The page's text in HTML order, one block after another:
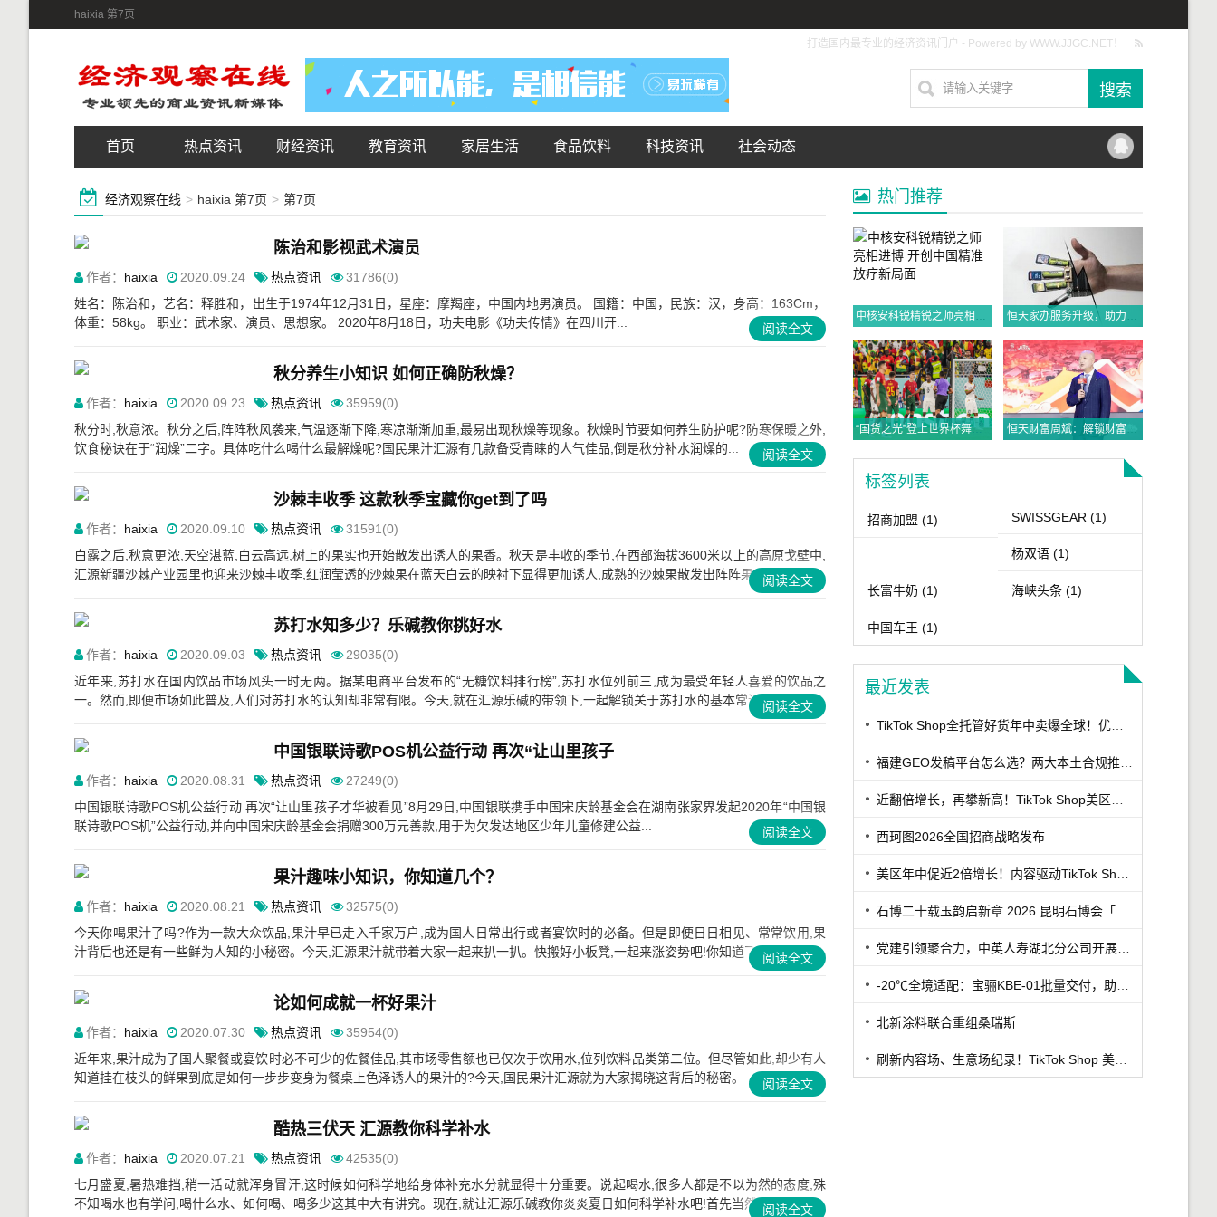
haixia 第7页
打造国内最专业的经济资讯门户 - Powered by WWW.JJGC.NET！
首页 热点资讯 财经资讯 教育资讯 家居生活 食品饮料 科技资讯 社会动态
经济观察在线 > haixia 第7页 > 第7页
陈治和影视武术演员
作者： haixia 2020.09.24 热点资讯
31786(0)
姓名：陈治和，艺名：释胜和，出生于1974年12月31日，星座：摩羯座，中国内地男演员。 国籍：中国，民族：汉，身高：163Cm，
体重：58kg。 职业：武术家、演员、思想家。 2020年8月18日，功夫电影《功夫传情》在四川开...
阅读全文
秋分养生小知识 如何正确防秋燥？
作者： haixia 2020.09.23 热点资讯
35959(0)
秋分时,秋意浓。秋分之后,阵阵秋风袭来,气温逐渐下降,寒凉渐渐加重,最易出现秋燥等现象。秋燥时节要如何养生防护呢?防寒保暖之外,
饮食秘诀在于“润燥”二字。具体吃什么喝什么最解燥呢?国民果汁汇源有几款备受青睐的人气佳品,倒是秋分补水润燥的...
阅读全文
沙棘丰收季 这款秋季宝藏你get到了吗
作者： haixia 2020.09.10 热点资讯
31591(0)
白露之后,秋意更浓,天空湛蓝,白云高远,树上的果实也开始散发出诱人的果香。秋天是丰收的季节,在西部海拔3600米以上的高原戈壁中,
汇源新疆沙棘产业园里也迎来沙棘丰收季,红润莹透的沙棘果在蓝天白云的映衬下显得更加诱人,成熟的沙棘果散发出阵阵果...阅读全文
苏打水知多少？乐碱教你挑好水
作者： haixia 2020.09.03 热点资讯
29035(0)
近年来,苏打水在国内饮品市场风头一时无两。据某电商平台发布的“无糖饮料排行榜”,苏打水位列前三,成为最受年轻人喜爱的饮品之
一。然而,即便市场如此普及,人们对苏打水的认知却非常有限。今天,就在汇源乐碱的带领下,一起解锁关于苏打水的基本常识。苏...
阅读全文
中国银联诗歌POS机公益行动 再次“让山里孩子
作者： haixia 2020.08.31 热点资讯
27249(0)
中国银联诗歌POS机公益行动 再次“让山里孩子才华被看见”8月29日,中国银联携手中国宋庆龄基金会在湖南张家界发起2020年“中国银
联诗歌POS机”公益行动,并向中国宋庆龄基金会捐赠300万元善款,用于为欠发达地区少年儿童修建公益...
阅读全文
果汁趣味小知识，你知道几个？
作者： haixia 2020.08.21 热点资讯
32575(0)
今天你喝果汁了吗?作为一款大众饮品,果汁早已走入千家万户,成为国人日常出行或者宴饮时的必备。但是即便日日相见、常常饮用,果
汁背后也还是有一些鲜为人知的小秘密。今天,汇源果汁就带着大家一起来扒一扒。快搬好小板凳,一起来涨姿势吧!你知道飞机上最...
阅读全文
论如何成就一杯好果汁
作者： haixia 2020.07.30 热点资讯
35954(0)
近年来,果汁成为了国人聚餐或宴饮时必不可少的佐餐佳品,其市场零售额也已仅次于饮用水,位列饮料品类第二位。但尽管如此,却少有人
知道挂在枝头的鲜果到底是如何一步步变身为餐桌上色泽诱人的果汁的?今天,国民果汁汇源就为大家揭晓这背后的秘密。 ... 阅读全文
酷热三伏天 汇源教你科学补水
作者： haixia 2020.07.21 热点资讯
42535(0)
七月盛夏,暑热难挡,稍一活动就浑身冒汗,这时候如何科学地给身体补充水分就显得十分重要。说起喝水,很多人都是不以为然的态度,殊
不知喝水也有学问,喝什么水、如何喝、喝多少这其中大有讲究。现在,就让汇源乐碱教你炎炎夏日如何科学补水吧!首先当然是要...
阅读全文
热门推荐
中核安科锐精锐之师亮相进博 开创中国精准放疗新局面
“国货之光”登上世界杯舞台，与C罗“双王同框” 恒天财富周斌：解锁财富密码，布局守富时代
标签列表
招商加盟 (1) SWISSGEAR (1)
杨双语 (1)
长富牛奶 (1) 海峡头条 (1)
中国车王 (1)
最近发表
西珂图2026全国招商战略发布
北新涂料联合重组桑瑞斯